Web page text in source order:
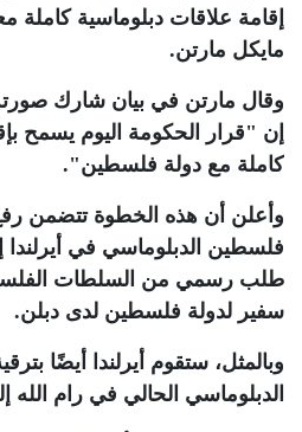
إقامة علاقات دبلوماسية كاملة
مايكل مارتن.
وقال مارتن في بيان شارك
إن "قرار الحكومة اليوم يسمح
كاملة مع دولة فلسطين".
وأعلن أن هذه الخطوة تتضمن
فلسطين الدبلوماسي في أيرلندا
طلب رسمي من السلطات
سفير لدولة فلسطين لدى دبلن.
وبالمثل، ستقوم أيرلندا أيضًا
الدبلوماسي الحالي في رام الله